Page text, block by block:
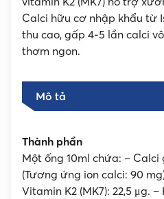
Calci hữu cơ nhập khẩu từ
thu cao, gấp 4-5 lần calci
thơm ngon.
Mô tả
Thành phần
Một ống 10ml chứa: – Calci
(Tương ứng ion calci: 90
Vitamin K2 (MK7): 22,5 μg.